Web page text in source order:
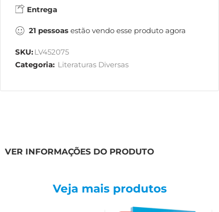
Entrega
21 pessoas estão vendo esse produto agora
SKU:LV452075
Categoria: Literaturas Diversas
VER INFORMAÇÕES DO PRODUTO
Veja mais produtos